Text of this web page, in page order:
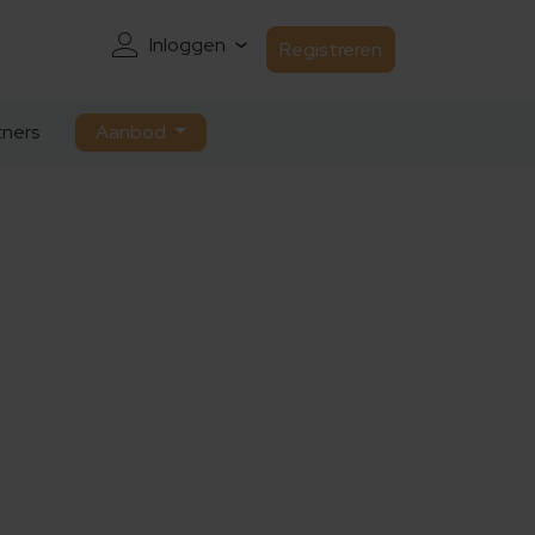
Inloggen Registreren
Aanbod